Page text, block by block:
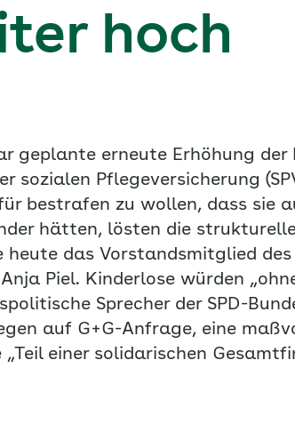
hoch
geplante erneute Erhöhung
sozialen Pflegeversicherung
bestrafen zu wollen, dass sie
hätten, lösten die
heute das Vorstandsmitglied
Piel. Kinderlose würden
Sprecher der SPD-
auf G+G-Anfrage, eine
einer solidarischen